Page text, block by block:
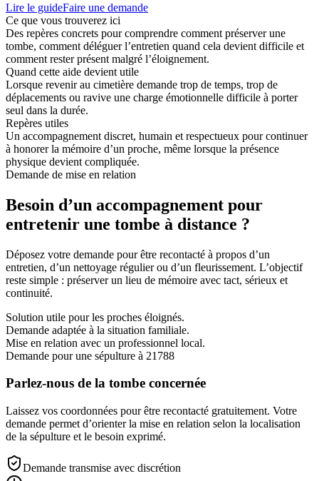
Lire le guideFaire une demande
Ce que vous trouverez ici
Des repères concrets pour comprendre comment préserver une
tombe, comment déléguer l’entretien quand cela devient difficile et
comment rester présent malgré l’éloignement.
Quand cette aide devient utile
Lorsque revenir au cimetière demande trop de temps, trop de
déplacements ou ravive une charge émotionnelle difficile à porter
seul dans la durée.
Repères utiles
Un accompagnement discret, humain et respectueux pour continuer
à honorer la mémoire d’un proche, même lorsque la présence
physique devient compliquée.
Demande de mise en relation
Besoin d’un accompagnement pour
entretenir une tombe à distance ?
Déposez votre demande pour être recontacté à propos d’un
entretien, d’un nettoyage régulier ou d’un fleurissement. L’objectif
reste simple : préserver un lieu de mémoire avec tact, sérieux et
continuité.
Solution utile pour les proches éloignés.
Demande adaptée à la situation familiale.
Mise en relation avec un professionnel local.
Demande pour une sépulture à 21788
Parlez-nous de la tombe concernée
Laissez vos coordonnées pour être recontacté gratuitement. Votre
demande permet d’orienter la mise en relation selon la localisation
de la sépulture et le besoin exprimé.
Demande transmise avec discrétion